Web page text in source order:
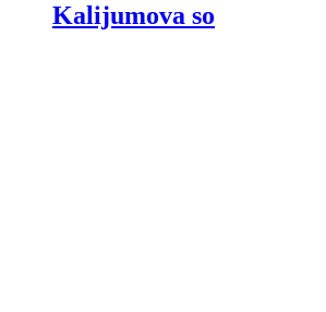
Kalijumova so